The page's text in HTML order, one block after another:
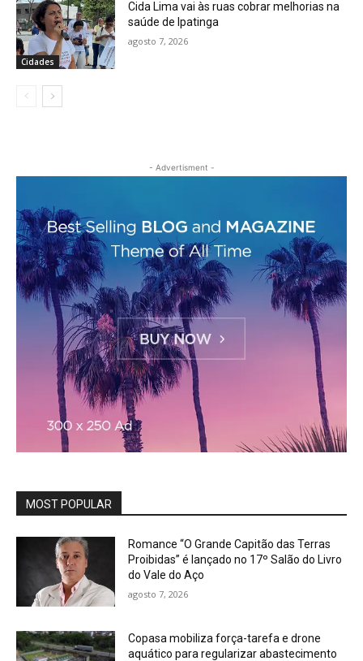
Cidades
Cida Lima vai às ruas cobrar melhorias na
saúde de Ipatinga
agosto 7, 2026
- Advertisment -
MOST POPULAR
Romance “O Grande Capitão das Terras
Proibidas” é lançado no 17º Salão do Livro
do Vale do Aço
agosto 7, 2026
Copasa mobiliza força-tarefa e drone
aquático para regularizar abastecimento